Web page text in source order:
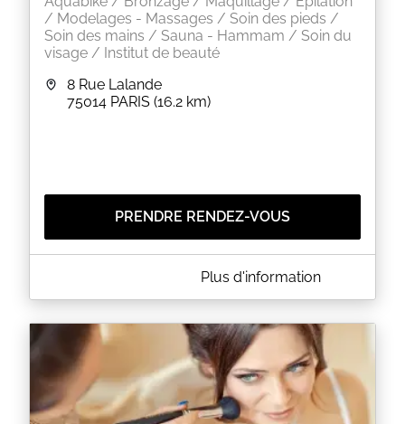
/ Modelages - Massages / Soin des pieds /
Soin des mains / Sauna - Hammam / Soin du
visage / Institut de beauté
8 Rue Lalande
75014 PARIS (16.2 km)
PRENDRE RENDEZ-VOUS
A PROPOS DE ENERGY MER
Energy'mer vous accueille au 8 rue Lalande à PARIS
soins d'esthétique et de bien-être.
EN SAVOIR PLUS
Plus d'information